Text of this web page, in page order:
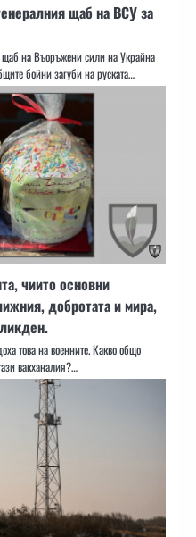
щаб на ВСУ за
на Въоръжени сили на Украйна
бойни загуби на руската…
чиито основни
добротата и мира,
това на военните. Какво общо
вакханалия?…